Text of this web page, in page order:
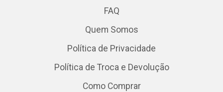
FAQ
Quem Somos
Política de Privacidade
Política de Troca e Devolução
Como Comprar